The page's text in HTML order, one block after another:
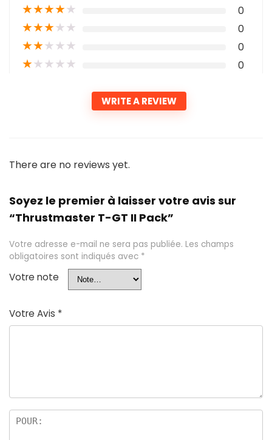
★★★★★ 0
★★★★★ 0
★★★★★ 0
★★★★★ 0
WRITE A REVIEW
There are no reviews yet.
Soyez le premier à laisser votre avis sur
“Thrustmaster T-GT II Pack”
Votre adresse e-mail ne sera pas publiée. Les champs
obligatoires sont indiqués avec *
Votre note
Votre Avis *